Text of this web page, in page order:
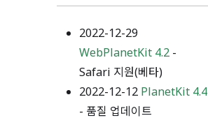
2022-12-29
WebPlanetKit 4.2 -
Safari 지원(베타)
2022-12-12 PlanetKit 4.4
- 품질 업데이트